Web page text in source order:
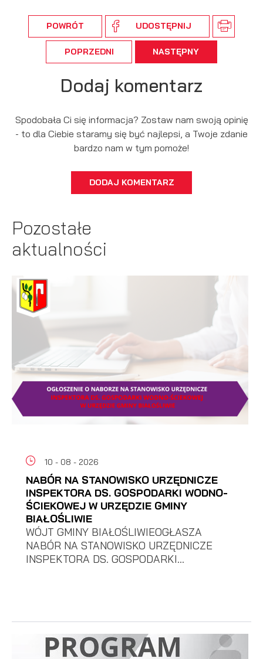
POWRÓT UDOSTĘPNIJ
POPRZEDNI NASTĘPNY
Dodaj komentarz
Spodobała Ci się informacja? Zostaw nam swoją opinię
- to dla Ciebie staramy się być najlepsi, a Twoje zdanie
bardzo nam w tym pomoże!
DODAJ KOMENTARZ
Pozostałe
aktualności
10 - 08 - 2026
NABÓR NA STANOWISKO URZĘDNICZE
INSPEKTORA DS. GOSPODARKI WODNO-
ŚCIEKOWEJ W URZĘDZIE GMINY
BIAŁOŚLIWIE
WÓJT GMINY BIAŁOŚLIWIEOGŁASZA
NABÓR NA STANOWISKO URZĘDNICZE
INSPEKTORA DS. GOSPODARKI...
oraz innych dostawców usług. Firmy te działają w charakterze
pośredników prezentujących nasze treści w postaci
wiadomości, ofert, komunikatów mediów społecznościowych.